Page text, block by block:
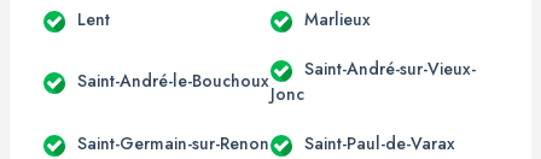
Lent Marlieux
Saint-André-le-Bouchoux
Saint-André-sur-Vieux-
Jonc
Saint-Germain-sur-Renon Saint-Paul-de-Varax